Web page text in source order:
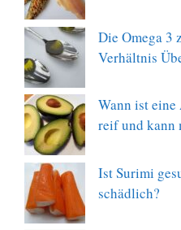
Die Omega 3
Verhältnis
Wann ist
reif und kann
Ist Surimi
schädlich?